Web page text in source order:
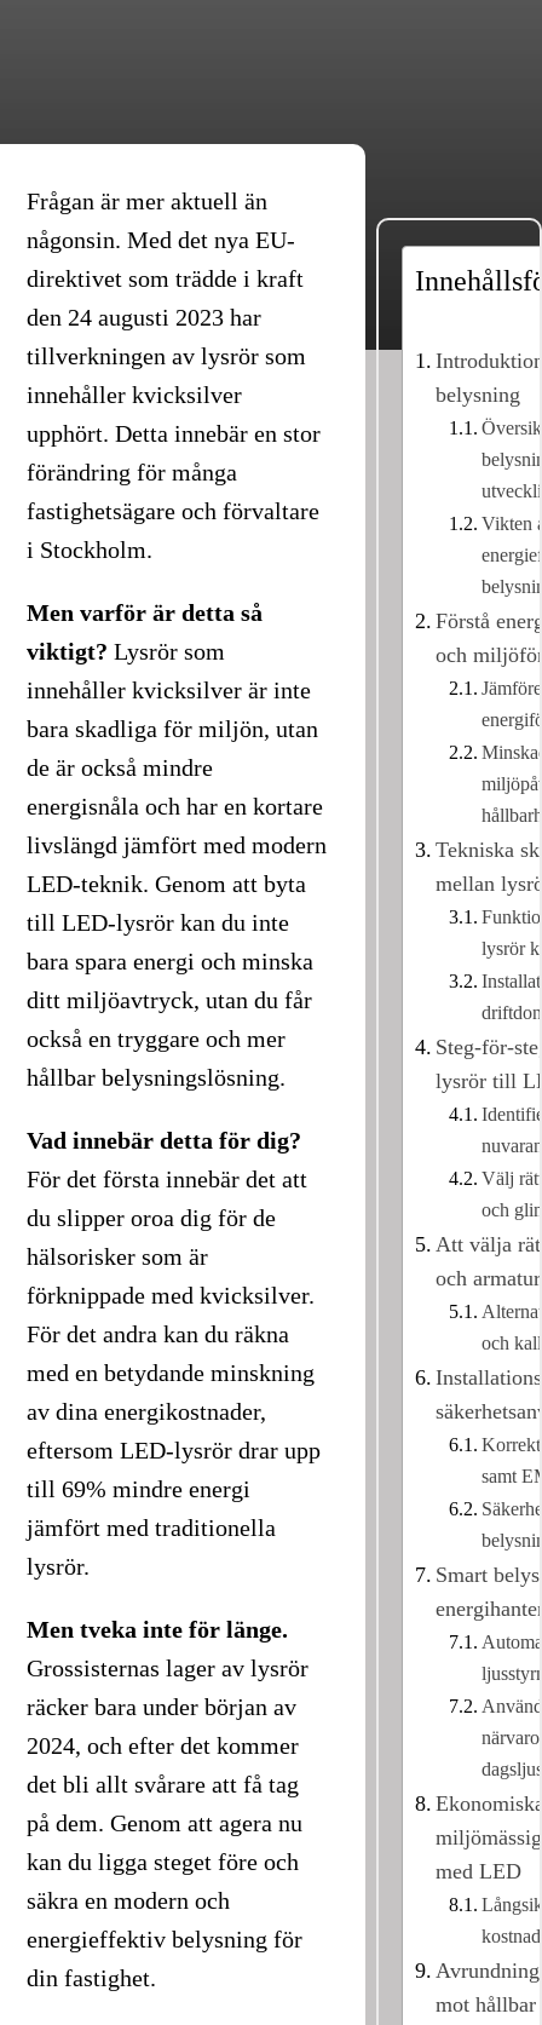
Frågan är mer aktuell än
någonsin. Med det nya EU-
direktivet som trädde i kraft
den 24 augusti 2023 har
tillverkningen av lysrör som
innehåller kvicksilver
upphört. Detta innebär en stor
förändring för många
fastighetsägare och förvaltare
i Stockholm.
Men varför är detta så
viktigt? Lysrör som
innehåller kvicksilver är inte
bara skadliga för miljön, utan
de är också mindre
energisnåla och har en kortare
livslängd jämfört med modern
LED-teknik. Genom att byta
till LED-lysrör kan du inte
bara spara energi och minska
ditt miljöavtryck, utan du får
också en tryggare och mer
hållbar belysningslösning.
Vad innebär detta för dig?
För det första innebär det att
du slipper oroa dig för de
hälsorisker som är
förknippade med kvicksilver.
För det andra kan du räkna
med en betydande minskning
av dina energikostnader,
eftersom LED-lysrör drar upp
till 69% mindre energi
jämfört med traditionella
lysrör.
Men tveka inte för länge.
Grossisternas lager av lysrör
räcker bara under början av
2024, och efter det kommer
det bli allt svårare att få tag
på dem. Genom att agera nu
kan du ligga steget före och
säkra en modern och
energieffektiv belysning för
din fastighet.
belysning
Vikten
Förstå
och
Tekniska
mellan
lysrör
driftdon
Steg-för-
lysrör till
Välj
och
Att välja
och armatur
och
samt
Smart
med LED
mot hållbar